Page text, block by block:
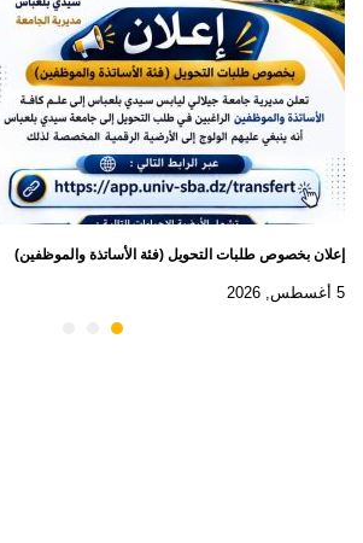
إعلان بخصوص طلبات التحويل (فئة الأساتذة والموظفين)
5 أغسطس, 2026